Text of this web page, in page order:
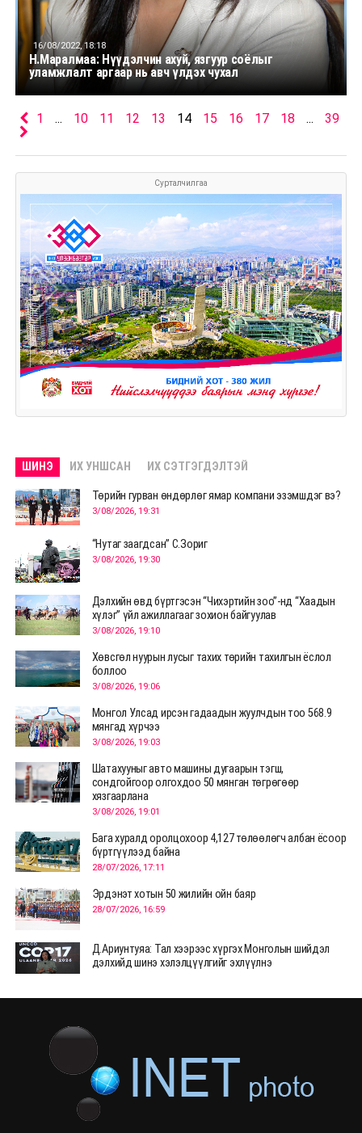
16/08/2022, 18:18
Н.Маралмаа: Нүүдэлчин ахуй, язгуур соёлыг
уламжлалт аргаар нь авч үлдэх чухал
1 ... 10 11 12 13 14 15 16 17 18 ... 39
Сурталчилгаа
ШИНЭ ИХ УНШСАН ИХ СЭТГЭГДЭЛТЭЙ
Төрийн гурван өндөрлөг ямар компани эзэмшдэг вэ?
3/08/2026, 19:31
“Нутаг заагдсан” С.Зориг
3/08/2026, 19:30
Дэлхийн өвд бүртгэсэн “Чихэртийн зоо”-нд “Хаадын
хүлэг” үйл ажиллагааг зохион байгуулав
3/08/2026, 19:10
Хөвсгөл нуурын лусыг тахих төрийн тахилгын ёслол
боллоо
3/08/2026, 19:06
Монгол Улсад ирсэн гадаадын жуулчдын тоо 568.9
мянгад хүрчээ
3/08/2026, 19:03
Шатахууныг авто машины дугаарын тэгш,
сондгойгоор олгохдоо 50 мянган төгрөгөөр
хязгаарлана
3/08/2026, 19:01
Бага хуралд оролцохоор 4,127 төлөөлөгч албан ёсоор
бүртгүүлээд байна
28/07/2026, 17:11
Эрдэнэт хотын 50 жилийн ойн баяр
28/07/2026, 16:59
Д.Ариунтуяа: Тал хээрээс хүргэх Монголын шийдэл
дэлхийд шинэ хэлэлцүүлгийг эхлүүлнэ
28/07/2026, 12:06
Монгол Улсад энэ оны эхний хагас жилд 417.6 мянган
жуулчин иржээ
28/07/2026, 12:04
ХӨВСГӨЛ Нутгийн зөвлөлөөс МУАЖ Д.Цэрэндарьзавт